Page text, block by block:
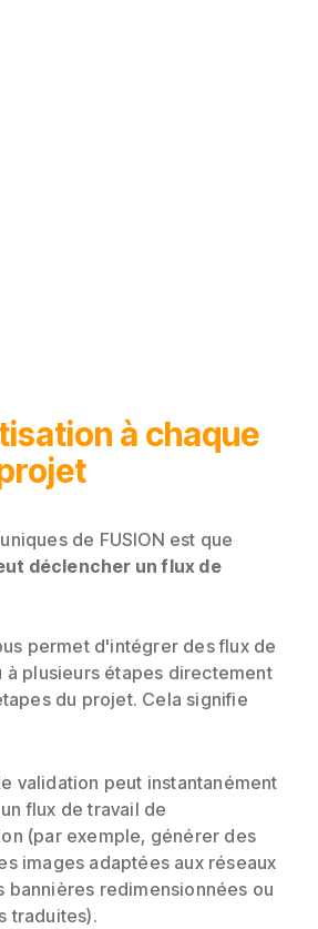
à chaque
de FUSION est que
déclencher un flux de
permet d'intégrer des flux de
à plusieurs étapes directement
du projet. Cela signifie
validation peut instantanément
flux de travail de
(par exemple, générer des
images adaptées aux réseaux
bannières redimensionnées ou
traduites).